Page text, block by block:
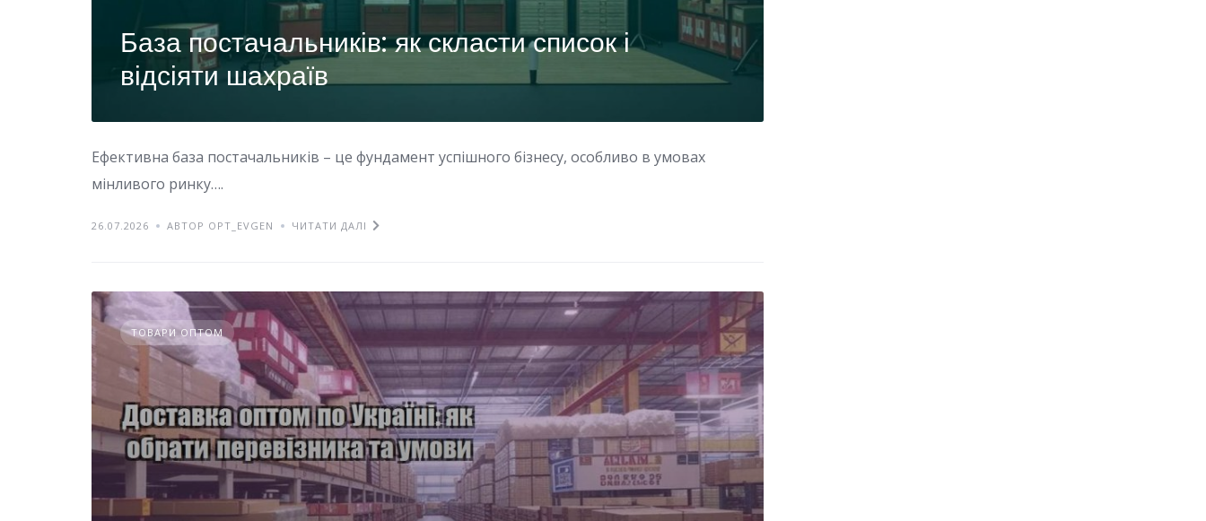
База постачальників: як скласти список і
відсіяти шахраїв
Ефективна база постачальників – це фундамент успішного бізнесу, особливо в умовах
мінливого ринку….
26.07.2026 АВТОР OPT_EVGEN ЧИТАТИ ДАЛІ
ТОВАРИ ОПТОМ